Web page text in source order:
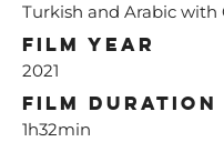
Turkish and Arabic with
Film Year
2021
Film Duration
1h32min